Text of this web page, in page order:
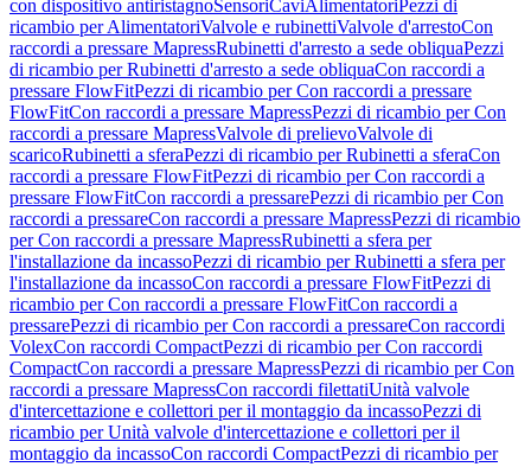
con dispositivo antiristagnoSensoriCaviAlimentatori Pezzi di
ricambio per AlimentatoriValvole e rubinettiValvole d'arrestoCon
raccordi a pressare MapressRubinetti d'arresto a sede obliquaPezzi
di ricambio per Rubinetti d'arresto a sede obliquaCon raccordi a
pressare FlowFitPezzi di ricambio per Con raccordi a pressare
FlowFitCon raccordi a pressare MapressPezzi di ricambio per Con
raccordi a pressare MapressValvole di prelievoValvole di
scaricoRubinetti a sferaPezzi di ricambio per Rubinetti a sferaCon
raccordi a pressare FlowFitPezzi di ricambio per Con raccordi a
pressare FlowFitCon raccordi a pressarePezzi di ricambio per Con
raccordi a pressareCon raccordi a pressare MapressPezzi di ricambio
per Con raccordi a pressare MapressRubinetti a sfera per
l'installazione da incassoPezzi di ricambio per Rubinetti a sfera per
l'installazione da incassoCon raccordi a pressare FlowFitPezzi di
ricambio per Con raccordi a pressare FlowFitCon raccordi a
pressarePezzi di ricambio per Con raccordi a pressareCon raccordi
VolexCon raccordi CompactPezzi di ricambio per Con raccordi
CompactCon raccordi a pressare MapressPezzi di ricambio per Con
raccordi a pressare MapressCon raccordi filettatiUnità valvole
d'intercettazione e collettori per il montaggio da incassoPezzi di
ricambio per Unità valvole d'intercettazione e collettori per il
montaggio da incassoCon raccordi CompactPezzi di ricambio per